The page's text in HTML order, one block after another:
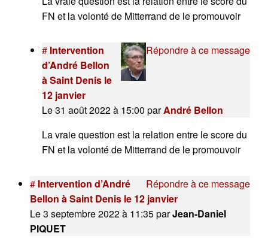
FN et la volonté de Mitterrand de le promouvoir
Répondre à ce message
# Intervention
d’André Bellon
à Saint Denis le
12 janvier
Le 31 août 2022 à 15:00 parAndré Bellon
La vraie question est la relation entre le score du
FN et la volonté de Mitterrand de le promouvoir
Répondre à ce message
# Intervention d’André
Bellon à Saint Denis le 12 janvier
Le 3 septembre 2022 à 11:35parJean-Daniel
PIQUET